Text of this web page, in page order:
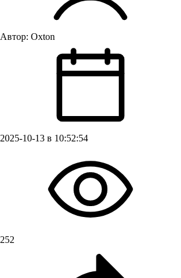
Автор: Oxton
2025-10-13 в 10:52:54
252